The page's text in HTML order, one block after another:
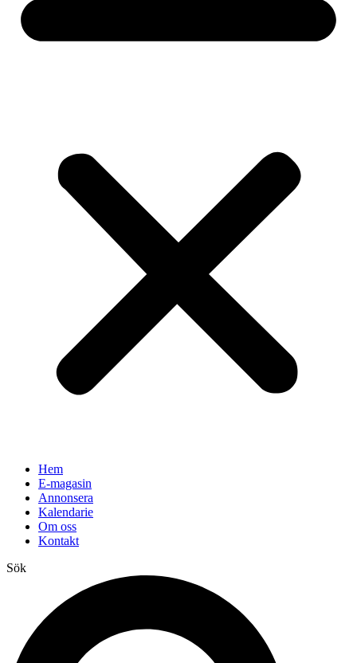
Hem
E-magasin
Annonsera
Kalendarie
Om oss
Kontakt
Sök